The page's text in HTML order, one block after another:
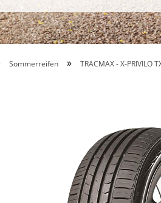
Sommerreifen » TRACMAX - X-PRIVILO